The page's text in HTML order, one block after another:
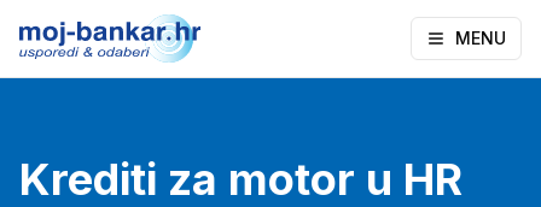
MENU
Krediti za motor u HR